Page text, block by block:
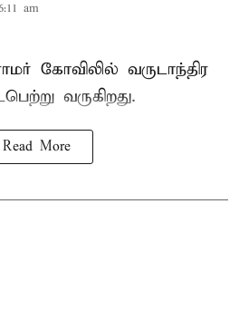
am
கோவிலில் வருடாந்திர
வருகிறது.
Read More